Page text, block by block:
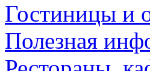
Гостиницы и
Полезная